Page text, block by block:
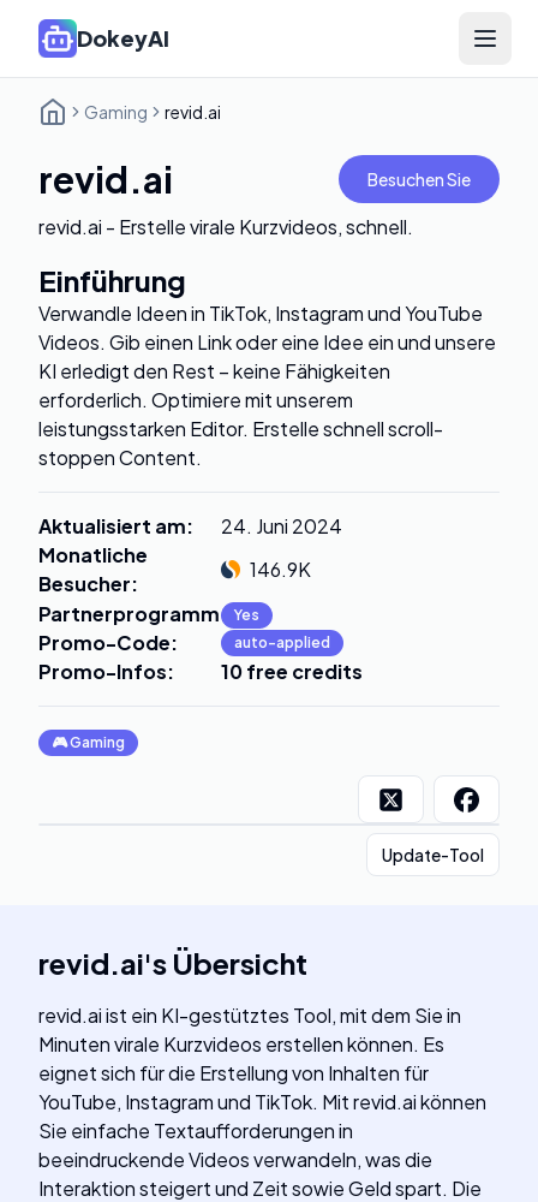
DokeyAI Open
Gaming revid.ai
revid.ai Besuchen Sie
revid.ai - Erstelle virale Kurzvideos, schnell.
Einführung
Verwandle Ideen in TikTok, Instagram und YouTube
Videos. Gib einen Link oder eine Idee ein und unsere
KI erledigt den Rest – keine Fähigkeiten
erforderlich. Optimiere mit unserem
leistungsstarken Editor. Erstelle schnell scroll-
stoppen Content.
Aktualisiert am:
24. Juni 2024
Monatliche
Besucher:
146.9K
Partnerprogramm: Yes
Promo-Code: auto-applied
Promo-Infos: 10 free credits
🎮Gaming
Update-Tool
revid.ai's Übersicht
revid.ai ist ein KI-gestütztes Tool, mit dem Sie in
Minuten virale Kurzvideos erstellen können. Es
eignet sich für die Erstellung von Inhalten für
YouTube, Instagram und TikTok. Mit revid.ai können
Sie einfache Textaufforderungen in
beeindruckende Videos verwandeln, was die
Interaktion steigert und Zeit sowie Geld spart. Die